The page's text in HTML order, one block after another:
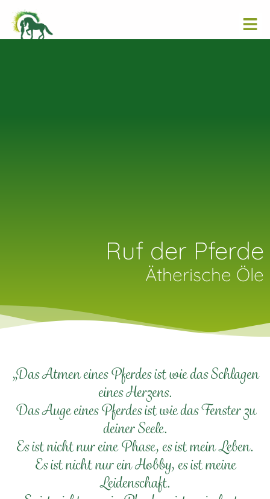
Ruf der Pferde
Ätherische Öle
„Das Atmen eines Pferdes ist wie das Schlagen
eines Herzens.
Das Auge eines Pferdes ist wie das Fenster zu
deiner Seele.
Es ist nicht nur eine Phase, es ist mein Leben.
Es ist nicht nur ein Hobby, es ist meine
Leidenschaft.